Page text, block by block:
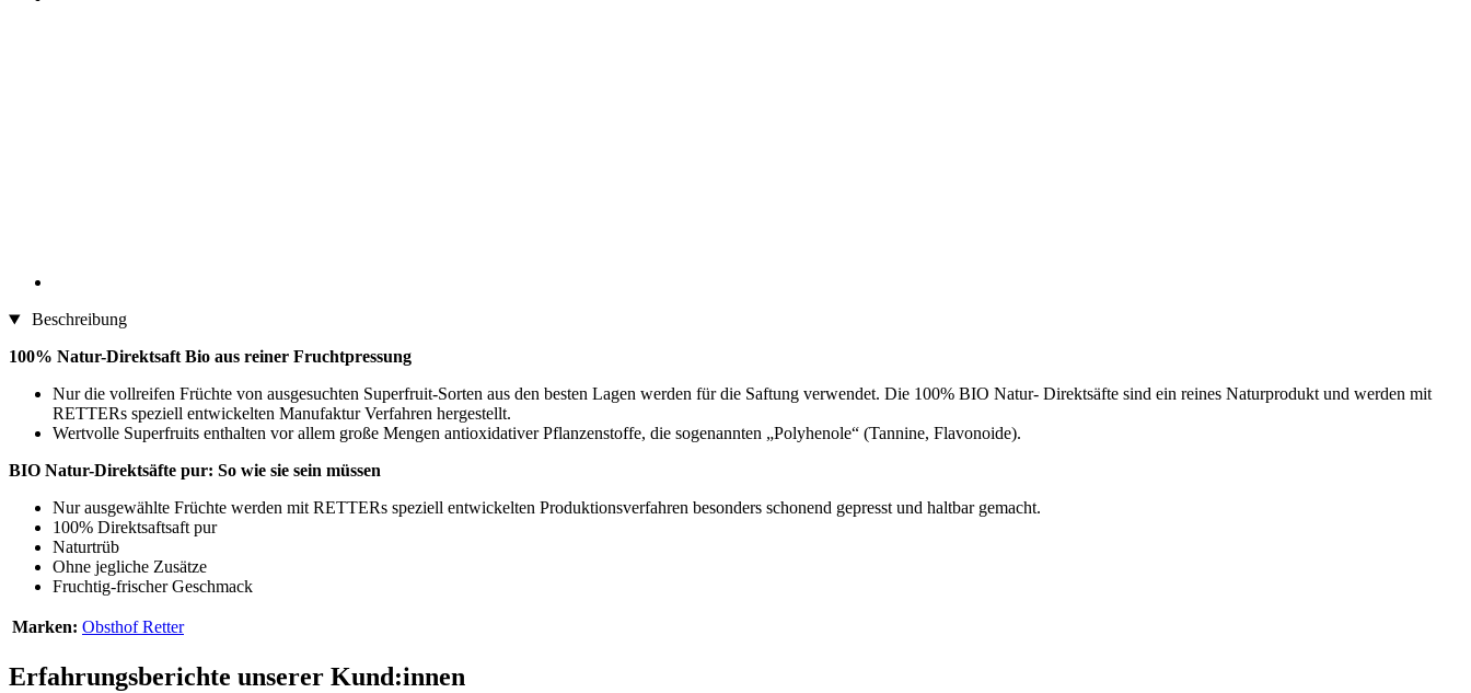
Beschreibung
100% Natur-Direktsaft Bio aus reiner Fruchtpressung
Nur die vollreifen Früchte von ausgesuchten Superfruit-Sorten aus den besten Lagen werden für die Saftung verwendet. Die 100% BIO Natur- Direktsäfte sind ein reines Naturprodukt und werden mit
RETTERs speziell entwickelten Manufaktur Verfahren hergestellt.
Wertvolle Superfruits enthalten vor allem große Mengen antioxidativer Pflanzenstoffe, die sogenannten „Polyhenole“ (Tannine, Flavonoide).
BIO Natur-Direktsäfte pur: So wie sie sein müssen
Nur ausgewählte Früchte werden mit RETTERs speziell entwickelten Produktionsverfahren besonders schonend gepresst und haltbar gemacht.
100% Direktsaftsaft pur
Naturtrüb
Ohne jegliche Zusätze
Fruchtig-frischer Geschmack
Marken: Obsthof Retter
Erfahrungsberichte unserer Kund:innen